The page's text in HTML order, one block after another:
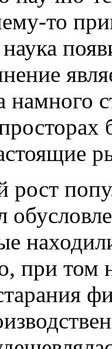
то
намного
рост
при том